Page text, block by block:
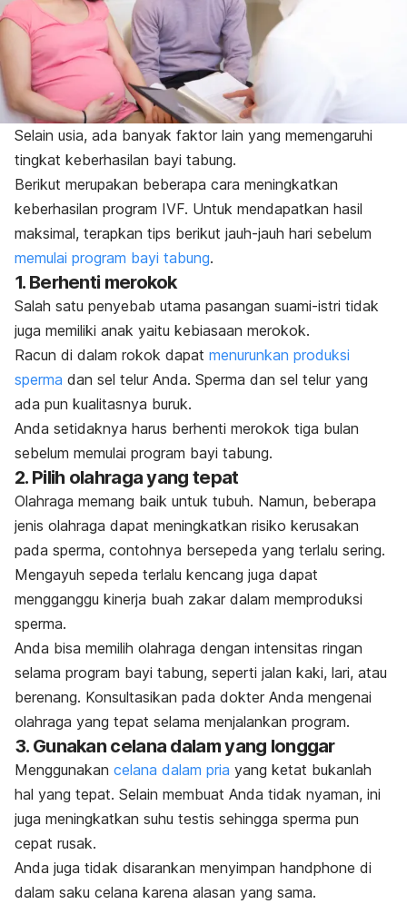
Selain usia, ada banyak faktor lain yang memengaruhi
tingkat keberhasilan bayi tabung.
Berikut merupakan beberapa cara meningkatkan
keberhasilan program IVF. Untuk mendapatkan hasil
maksimal, terapkan tips berikut jauh-jauh hari sebelum
memulai program bayi tabung.
1. Berhenti merokok
Salah satu penyebab utama pasangan suami-istri tidak
juga memiliki anak yaitu kebiasaan merokok.
Racun di dalam rokok dapat menurunkan produksi
sperma dan sel telur Anda. Sperma dan sel telur yang
ada pun kualitasnya buruk.
Anda setidaknya harus berhenti merokok tiga bulan
sebelum memulai program bayi tabung.
2. Pilih olahraga yang tepat
Olahraga memang baik untuk tubuh. Namun, beberapa
jenis olahraga dapat meningkatkan risiko kerusakan
pada sperma, contohnya bersepeda yang terlalu sering.
Mengayuh sepeda terlalu kencang juga dapat
mengganggu kinerja buah zakar dalam memproduksi
sperma.
Anda bisa memilih olahraga dengan intensitas ringan
selama program bayi tabung, seperti jalan kaki, lari, atau
berenang. Konsultasikan pada dokter Anda mengenai
olahraga yang tepat selama menjalankan program.
3. Gunakan celana dalam yang longgar
Menggunakan celana dalam pria yang ketat bukanlah
hal yang tepat. Selain membuat Anda tidak nyaman, ini
juga meningkatkan suhu testis sehingga sperma pun
cepat rusak.
Anda juga tidak disarankan menyimpan handphone di
dalam saku celana karena alasan yang sama.